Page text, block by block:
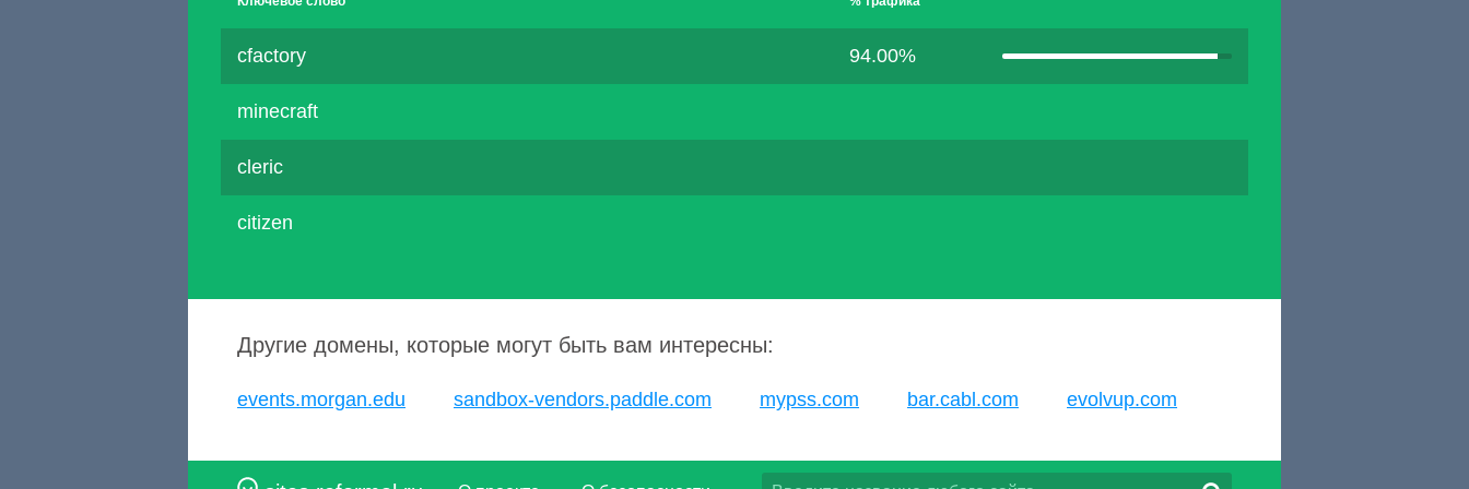
cfactory 94.00%
minecraft
cleric
citizen
Другие домены, которые могут быть вам интересны:
events.morgan.edu sandbox-vendors.paddle.com mypss.com bar.cabl.com evolvup.com